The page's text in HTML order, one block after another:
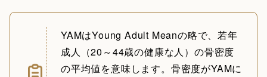
YAMはYoung Adult Meanの略で、若年
成人（20～44歳の健康な人）の骨密度
の平均値を意味します。骨密度がYAMに